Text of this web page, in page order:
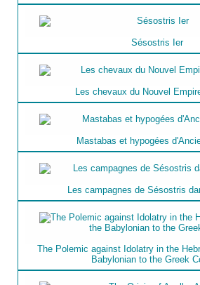
Sésostris Ier
Les chevaux du Nouvel
Mastabas et hypogées
Les campagnes de Sésostris
The Polemic against Idolatry in the
Babylonian to the Greek